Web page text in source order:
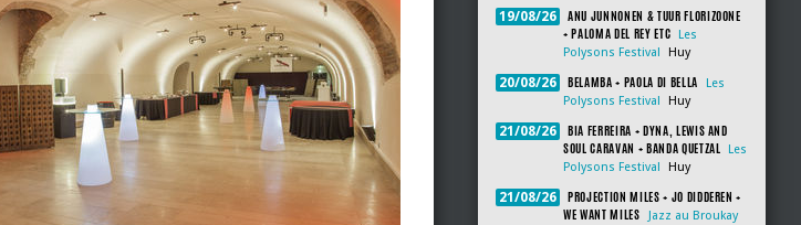
19/08/26
ANU JUNNONEN & TUUR FLORIZOONE
+ PALOMA DEL REY ETC
Les
Polysons Festival
Huy
20/08/26 BELAMBA + PAOLA DI BELLA
Les
Polysons Festival
Huy
21/08/26
BIA FERREIRA + DYNA, LEWIS AND
SOUL CARAVAN + BANDA QUETZAL
Les
Polysons Festival
Huy
21/08/26
PROJECTION MILES + JO DIDDEREN +
WE WANT MILES
Jazz au Broukay